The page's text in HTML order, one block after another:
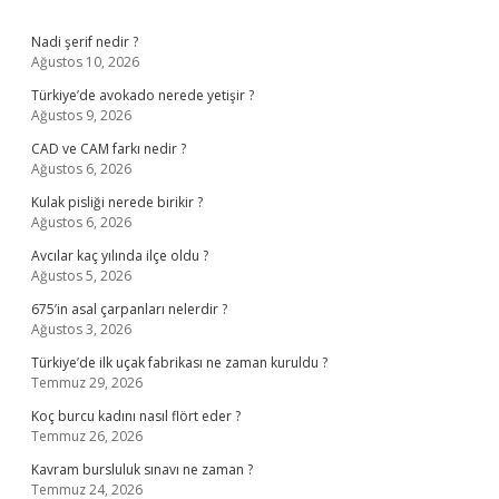
Nadi şerif nedir ?
Ağustos 10, 2026
Türkiye’de avokado nerede yetişir ?
Ağustos 9, 2026
CAD ve CAM farkı nedir ?
Ağustos 6, 2026
Kulak pisliği nerede birikir ?
Ağustos 6, 2026
Avcılar kaç yılında ilçe oldu ?
Ağustos 5, 2026
675’in asal çarpanları nelerdir ?
Ağustos 3, 2026
Türkiye’de ilk uçak fabrikası ne zaman kuruldu ?
Temmuz 29, 2026
Koç burcu kadını nasıl flört eder ?
Temmuz 26, 2026
Kavram bursluluk sınavı ne zaman ?
Temmuz 24, 2026